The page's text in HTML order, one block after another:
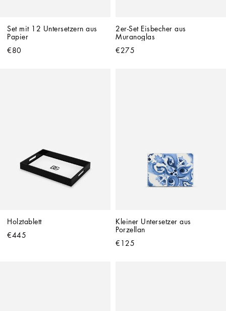
Set mit 12 Untersetzern aus
Papier
€80
2er-Set Eisbecher aus
Muranoglas
€275
Holztablett
€445
Kleiner Untersetzer aus
Porzellan
€125